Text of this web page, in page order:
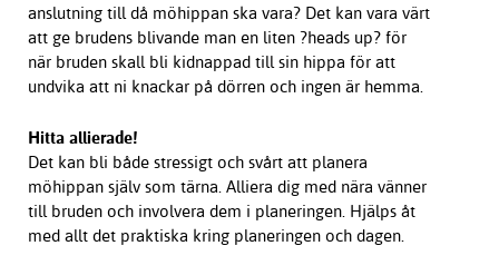
anslutning till då möhippan ska vara? Det kan vara värt
att ge brudens blivande man en liten ?heads up? för
när bruden skall bli kidnappad till sin hippa för att
undvika att ni knackar på dörren och ingen är hemma.
Hitta allierade!
Det kan bli både stressigt och svårt att planera
möhippan själv som tärna. Alliera dig med nära vänner
till bruden och involvera dem i planeringen. Hjälps åt
med allt det praktiska kring planeringen och dagen.